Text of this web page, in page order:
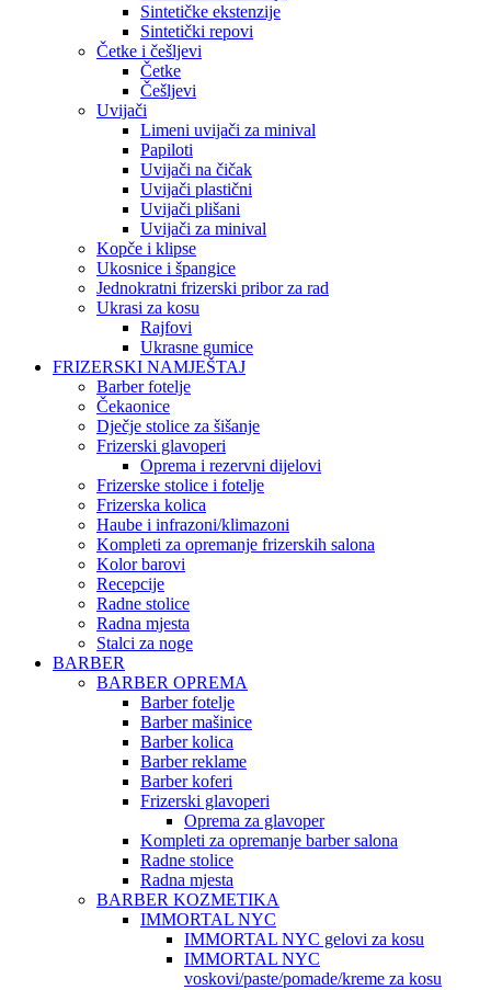
Sintetičke ekstenzije
Sintetički repovi
Četke i češljevi
Četke
Češljevi
Uvijači
Limeni uvijači za minival
Papiloti
Uvijači na čičak
Uvijači plastični
Uvijači plišani
Uvijači za minival
Kopče i klipse
Ukosnice i špangice
Jednokratni frizerski pribor za rad
Ukrasi za kosu
Rajfovi
Ukrasne gumice
FRIZERSKI NAMJEŠTAJ
Barber fotelje
Čekaonice
Dječje stolice za šišanje
Frizerski glavoperi
Oprema i rezervni dijelovi
Frizerske stolice i fotelje
Frizerska kolica
Haube i infrazoni/klimazoni
Kompleti za opremanje frizerskih salona
Kolor barovi
Recepcije
Radne stolice
Radna mjesta
Stalci za noge
BARBER
BARBER OPREMA
Barber fotelje
Barber mašinice
Barber kolica
Barber reklame
Barber koferi
Frizerski glavoperi
Oprema za glavoper
Kompleti za opremanje barber salona
Radne stolice
Radna mjesta
BARBER KOZMETIKA
IMMORTAL NYC
IMMORTAL NYC gelovi za kosu
IMMORTAL NYC
voskovi/paste/pomade/kreme za kosu